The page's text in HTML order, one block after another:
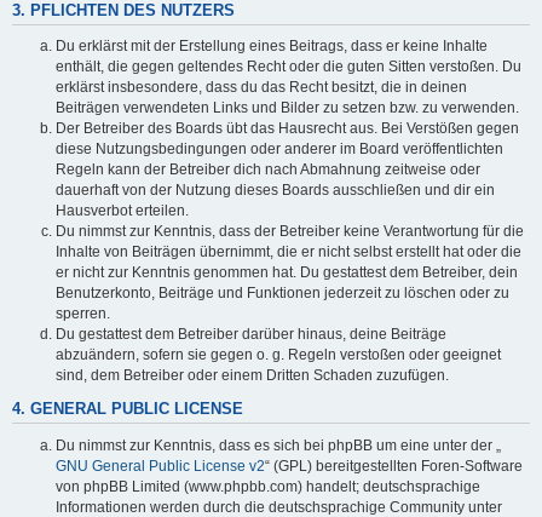
3. PFLICHTEN DES NUTZERS
Du erklärst mit der Erstellung eines Beitrags, dass er keine Inhalte
enthält, die gegen geltendes Recht oder die guten Sitten verstoßen. Du
erklärst insbesondere, dass du das Recht besitzt, die in deinen
Beiträgen verwendeten Links und Bilder zu setzen bzw. zu verwenden.
Der Betreiber des Boards übt das Hausrecht aus. Bei Verstößen gegen
diese Nutzungsbedingungen oder anderer im Board veröffentlichten
Regeln kann der Betreiber dich nach Abmahnung zeitweise oder
dauerhaft von der Nutzung dieses Boards ausschließen und dir ein
Hausverbot erteilen.
Du nimmst zur Kenntnis, dass der Betreiber keine Verantwortung für die
Inhalte von Beiträgen übernimmt, die er nicht selbst erstellt hat oder die
er nicht zur Kenntnis genommen hat. Du gestattest dem Betreiber, dein
Benutzerkonto, Beiträge und Funktionen jederzeit zu löschen oder zu
sperren.
Du gestattest dem Betreiber darüber hinaus, deine Beiträge
abzuändern, sofern sie gegen o. g. Regeln verstoßen oder geeignet
sind, dem Betreiber oder einem Dritten Schaden zuzufügen.
4. GENERAL PUBLIC LICENSE
Du nimmst zur Kenntnis, dass es sich bei phpBB um eine unter der „
GNU General Public License v2“ (GPL) bereitgestellten Foren-Software
von phpBB Limited (www.phpbb.com) handelt; deutschsprachige
Informationen werden durch die deutschsprachige Community unter